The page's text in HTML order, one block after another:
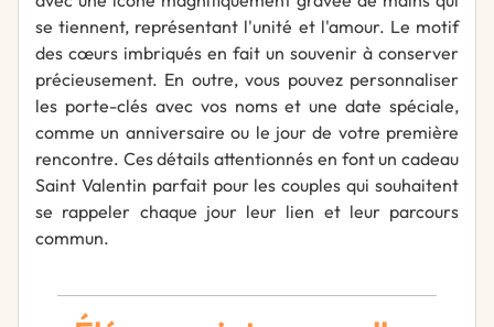
se tiennent, représentant l'unité et l'amour. Le motif
des cœurs imbriqués en fait un souvenir à conserver
précieusement. En outre, vous pouvez personnaliser
les porte-clés avec vos noms et une date spéciale,
comme un anniversaire ou le jour de votre première
rencontre. Ces détails attentionnés en font un cadeau
Saint Valentin parfait pour les couples qui souhaitent
se rappeler chaque jour leur lien et leur parcours
commun.